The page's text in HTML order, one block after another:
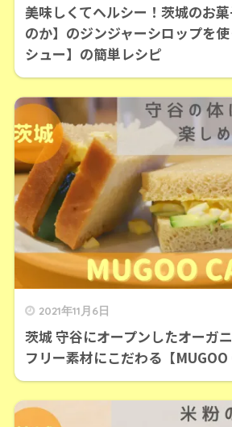
美味しくてヘルシー！茨城のお
のか】のジンジャーシロップを
シュー】の簡単レシピ
2021年11月6日
茨城 守谷にオープンしたオーガ
フリー素材にこだわる【MUGOO